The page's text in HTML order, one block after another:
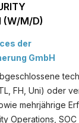
(W/M/D)
der
GmbH
FH, Uni) oder
mehrjährige
Operations,